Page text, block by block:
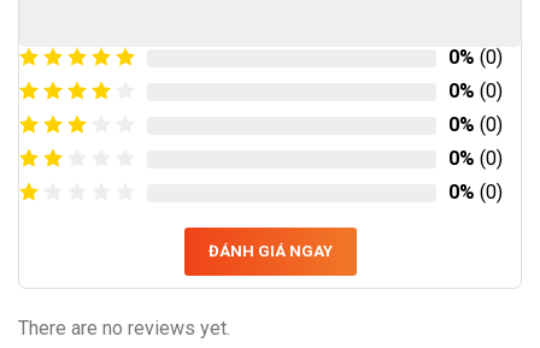
0% (0)
0% (0)
0% (0)
0% (0)
0% (0)
ĐÁNH GIÁ NGAY
There are no reviews yet.